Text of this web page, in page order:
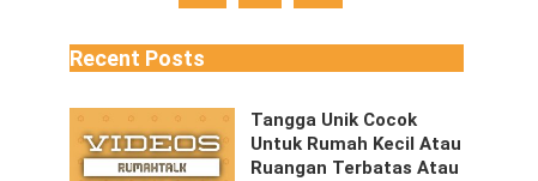
Recent Posts
Tangga Unik Cocok
Untuk Rumah Kecil Atau
Ruangan Terbatas Atau